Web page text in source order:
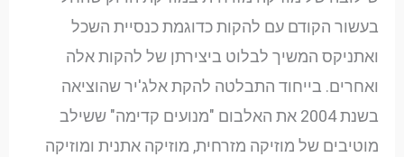
בעשור הקודם עם להקות כדוגמת כנסיית השכל
ואתניקס המשיך לבלוט ביצירתן של להקות אלה
ואחרים. בייחוד התבלטה להקת אלג'יר שהוציאה
בשנת 2004 את האלבום "מנועים קדימה" ששילב
מוטיבים של מוזיקה מזרחית, מוזיקה אתנית ומוזיקה